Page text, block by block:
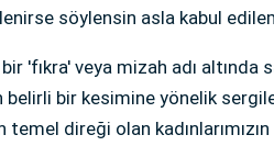
söylensin asla kabul
'fıkra' veya mizah adı altında
belirli bir kesimine yönelik
direği olan